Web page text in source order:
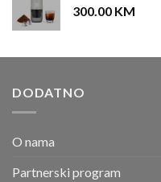
300.00 KM
DODATNO
O nama
Partnerski program